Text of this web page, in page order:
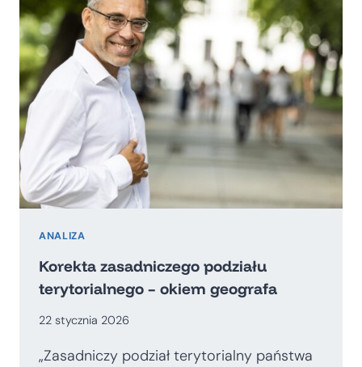
ANALIZA
Korekta zasadniczego podziału
terytorialnego – okiem geografa
22 stycznia 2026
„Zasadniczy podział terytorialny państwa